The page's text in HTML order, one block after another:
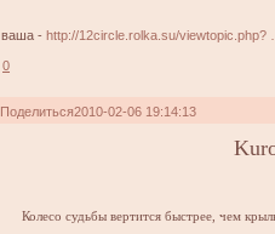
ваша -http://12circle.rolka.su/viewtopic.php?
0
Поделиться2010-02-06 19:14:13
Колесо судьбы вертится быстрее, чем